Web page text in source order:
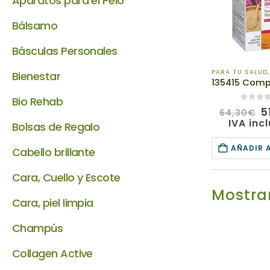
PARA TU SALUD,
de 5
64,30€ El
IVA
AÑADIR
Bálsamo
Básculas Personales
Bienestar
Bio Rehab
Bolsas de Regalo
Cabello brillante
Cara, Cuello y Escote
Cara, piel limpia
Champús
Collagen Active